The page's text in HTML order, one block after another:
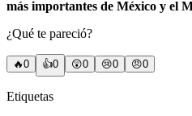
más importantes de México y el
¿Qué te pareció?
🔥0 👍0 😲0 😢0 😠0
Etiquetas